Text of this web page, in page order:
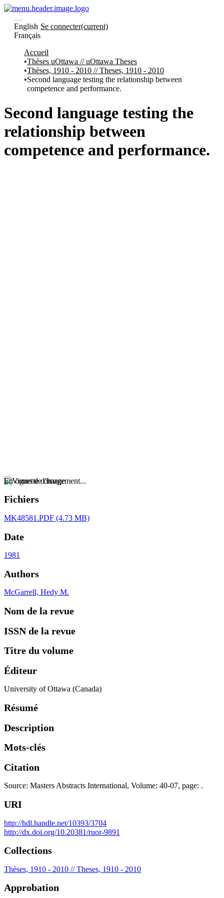
English
Français
Se connecter(current)
et collections
Parcourir
Statistiques
À
de
Recherche
Comment
votre
Accueil
Thèses uOttawa // uOttawa Theses
Thèses, 1910 - 2010 // Theses, 1910 - 2010
Second language testing the relationship between
competence and performance.
Second language testing the
relationship between
competence and performance.
En cours de chargement...
Fichiers
MK48581.PDF (4.73 MB)
Date
1981
Authors
McGarrell, Hedy M.
Nom de la revue
ISSN de la revue
Titre du volume
Éditeur
University of Ottawa (Canada)
Résumé
Description
Mots-clés
Citation
Source: Masters Abstracts International, Volume: 40-07, page: .
URI
http://hdl.handle.net/10393/3704
http://dx.doi.org/10.20381/ruor-9891
Collections
Thèses, 1910 - 2010 // Theses, 1910 - 2010
Approbation